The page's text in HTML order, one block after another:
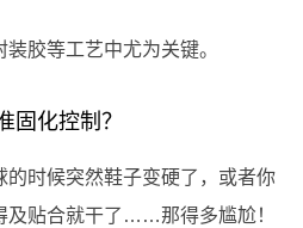
胶等工艺中尤为关键。
固化控制？
时候突然鞋子变硬了，或者你
及贴合就干了……那得多尴尬！